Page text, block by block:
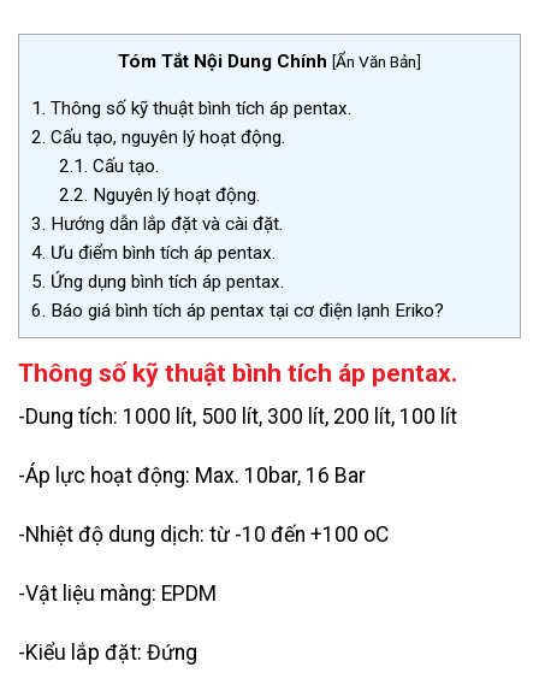
Tóm Tắt Nội Dung Chính [Ẩn Văn Bản]
1. Thông số kỹ thuật bình tích áp pentax.
2. Cấu tạo, nguyên lý hoạt động.
2.1. Cấu tạo.
2.2. Nguyên lý hoạt động.
3. Hướng dẫn lắp đặt và cài đặt.
4. Ưu điểm bình tích áp pentax.
5. Ứng dụng bình tích áp pentax.
6. Báo giá bình tích áp pentax tại cơ điện lạnh Eriko?
Thông số kỹ thuật bình tích áp pentax.
-Dung tích: 1000 lít, 500 lít, 300 lít, 200 lít, 100 lít
-Áp lực hoạt động: Max. 10bar, 16 Bar
-Nhiệt độ dung dịch: từ -10 đến +100 oC
-Vật liệu màng: EPDM
-Kiểu lắp đặt: Đứng